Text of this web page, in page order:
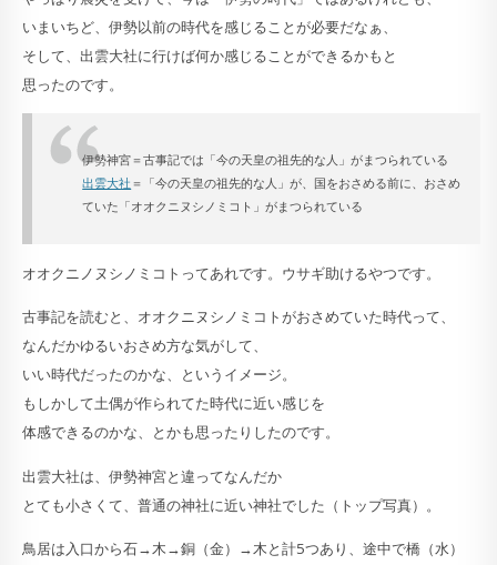
いまいちど、伊勢以前の時代を感じることが必要だなぁ、
そして、出雲大社に行けば何か感じることができるかもと
思ったのです。
伊勢神宮＝古事記では「今の天皇の祖先的な人」がまつられている
出雲大社 ＝「今の天皇の祖先的な人」が、国をおさめる前に、おさめ
ていた「オオクニヌシノミコト」がまつられている
オオクニノヌシノミコトってあれです。ウサギ助けるやつです。
古事記を読むと、オオクニヌシノミコトがおさめていた時代って、
なんだかゆるいおさめ方な気がして、
いい時代だったのかな、というイメージ。
もしかして土偶が作られてた時代に近い感じを
体感できるのかな、とかも思ったりしたのです。
出雲大社は、伊勢神宮と違ってなんだか
とても小さくて、普通の神社に近い神社でした（トップ写真）。
鳥居は入口から石→木→銅（金）→木と計5つあり、途中で橋（水）